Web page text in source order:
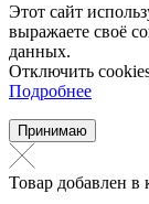
Этот сайт
выражаете своё
данных.
Отключить
Подробнее
Принимаю
Товар добавлен в